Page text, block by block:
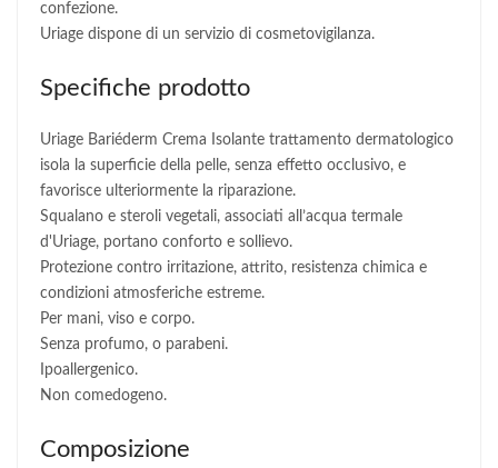
confezione.
Uriage dispone di un servizio di cosmetovigilanza.
Specifiche prodotto
Uriage Bariéderm Crema Isolante trattamento dermatologico
isola la superficie della pelle, senza effetto occlusivo, e
favorisce ulteriormente la riparazione.
Squalano e steroli vegetali, associati all’acqua termale
d'Uriage, portano conforto e sollievo.
Protezione contro irritazione, attrito, resistenza chimica e
condizioni atmosferiche estreme.
Per mani, viso e corpo.
Senza profumo, o parabeni.
Ipoallergenico.
Non comedogeno.
Composizione